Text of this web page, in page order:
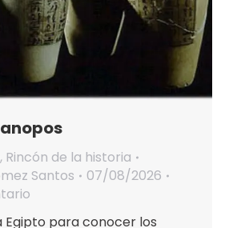
, Rincón de la historia
Santos
07/08/2026
Egipto para conocer los